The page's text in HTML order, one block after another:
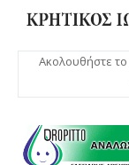
Ακολουθήστε το